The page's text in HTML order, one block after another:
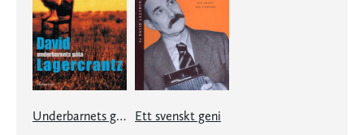
Underbarnets gåta Ett svenskt geni